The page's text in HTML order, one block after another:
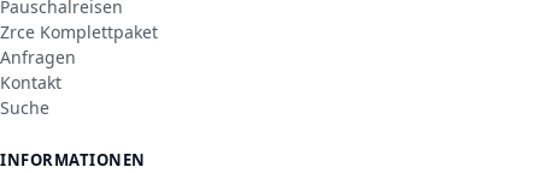
Pauschalreisen
Zrce Komplettpaket
Anfragen
Kontakt
Suche
INFORMATIONEN